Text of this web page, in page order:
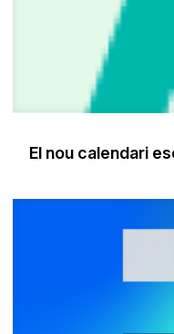
El nou calendari